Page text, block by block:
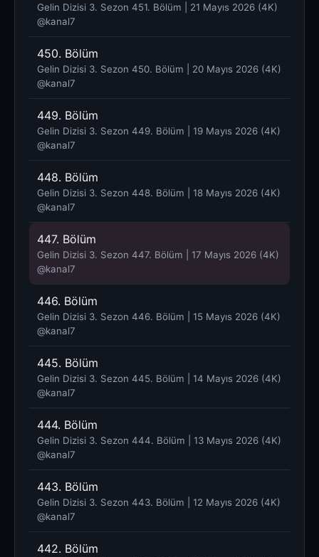
Gelin Dizisi 3. Sezon 451. Bölüm | 21 Mayıs 2026 (4K)
@kanal7 ​
450. Bölüm
Gelin Dizisi 3. Sezon 450. Bölüm | 20 Mayıs 2026 (4K)
@kanal7 ​
449. Bölüm
Gelin Dizisi 3. Sezon 449. Bölüm | 19 Mayıs 2026 (4K)
@kanal7 ​
448. Bölüm
Gelin Dizisi 3. Sezon 448. Bölüm | 18 Mayıs 2026 (4K)
@kanal7 ​
447. Bölüm
Gelin Dizisi 3. Sezon 447. Bölüm | 17 Mayıs 2026 (4K)
@kanal7 ​
446. Bölüm
Gelin Dizisi 3. Sezon 446. Bölüm | 15 Mayıs 2026 (4K)
@kanal7 ​
445. Bölüm
Gelin Dizisi 3. Sezon 445. Bölüm | 14 Mayıs 2026 (4K)
@kanal7 ​
444. Bölüm
Gelin Dizisi 3. Sezon 444. Bölüm | 13 Mayıs 2026 (4K)
@kanal7 ​
443. Bölüm
Gelin Dizisi 3. Sezon 443. Bölüm | 12 Mayıs 2026 (4K)
@kanal7 ​
442. Bölüm